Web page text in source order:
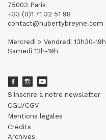
75003 Paris
+33 (0)1 71 32 51 98
contact@hubertybreyne.com
Mercredi > Vendredi 13h30-19h
Samedi 12h-19h
S'inscrire à notre newsletter
CGU/CGV
Mentions légales
Crédits
Archives